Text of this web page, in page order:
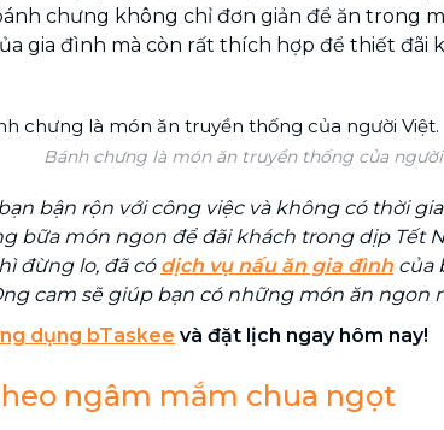
chưng không chỉ đơn giản để ăn trong
gia đình mà còn rất thích hợp để thiết đãi
Bánh chưng là món ăn truyền thống của
bận rộn với công việc và không có thời
bữa món ngon để đãi khách trong dịp Tết
đừng lo, đã có dịch vụ nấu ăn gia đình của
cam sẽ giúp bạn có những món ăn ngon
dụng bTaskee và đặt lịch ngay hôm nay!
heo ngâm mắm chua ngọt